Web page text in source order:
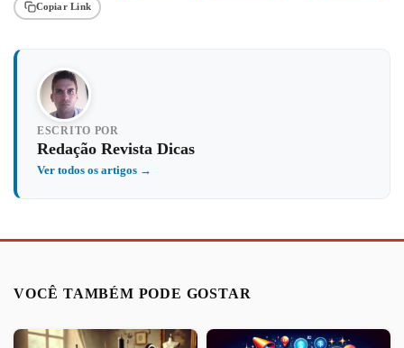
Copiar Link
ESCRITO POR
Redação Revista Dicas
Ver todos os artigos →
VOCÊ TAMBÉM PODE GOSTAR